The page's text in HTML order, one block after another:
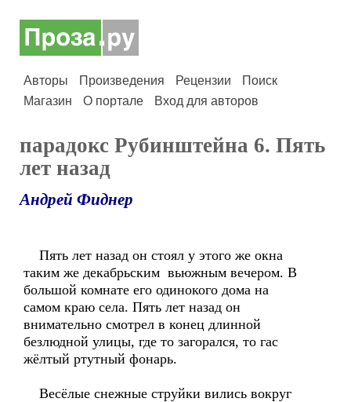
Авторы Произведения Рецензии
Поиск
Магазин
О портале Вход для авторов
парадокс Рубинштейна 6. Пять
лет назад
Андрей Фиднер
Пять лет назад он стоял у этого же окна
таким же декабрьским вьюжным вечером. В
большой комнате его одинокого дома на
самом краю села. Пять лет назад он
внимательно смотрел в конец длинной
безлюдной улицы, где то загорался, то гас
жёлтый ртутный фонарь.
Весёлые снежные струйки вились вокруг